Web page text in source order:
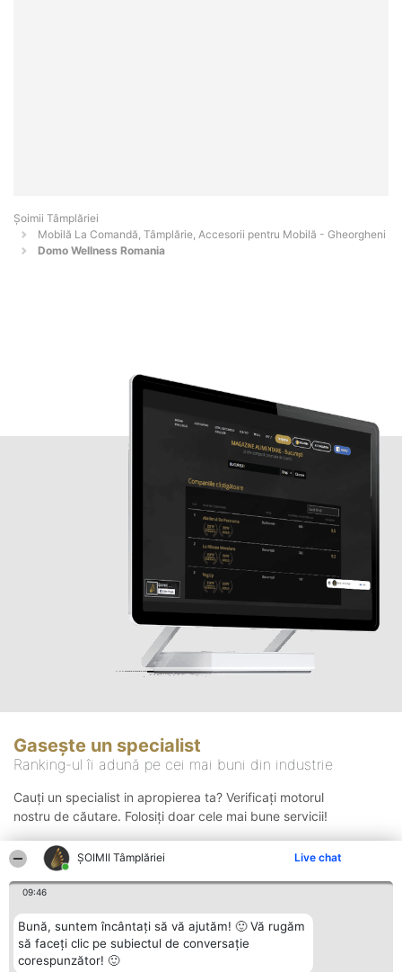
ȘOIMII Tâmplăriei Live chat
09:46
Bună, suntem încântați să vă ajutăm! 🙂 Vă rugăm
să faceți clic pe subiectul de conversație
corespunzător! 🙂
Șoimii Tâmplăriei
Mobilă La Comandă, Tâmplărie, Accesorii pentru Mobilă - Gheorgheni
Domo Wellness Romania
Gasește un specialist
Ranking-ul îi adună pe cei mai buni din industrie
Cauți un specialist in apropierea ta? Verificați motorul
nostru de căutare. Folosiți doar cele mai bune servicii!